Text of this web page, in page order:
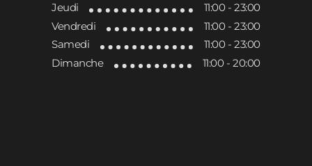
Jeudi
11:00 - 23:00
Vendredi
11:00 - 23:00
Samedi
11:00 - 23:00
Dimanche
11:00 - 20:00